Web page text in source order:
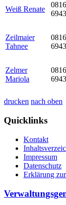
Weiß Renate
Zeilmaier
Tahnee
Zelmer
Mariola
drucken nach oben
Quicklinks
Kontakt
Impressum
Datenschutz
Erklärung